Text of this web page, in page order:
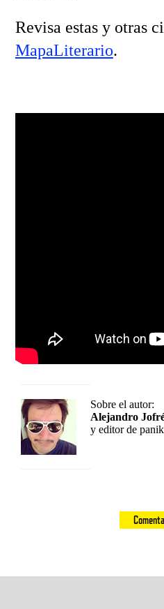
Revisa estas y otras
MapaLiterario.
Sobre el autor:
Alejandro
y editor de